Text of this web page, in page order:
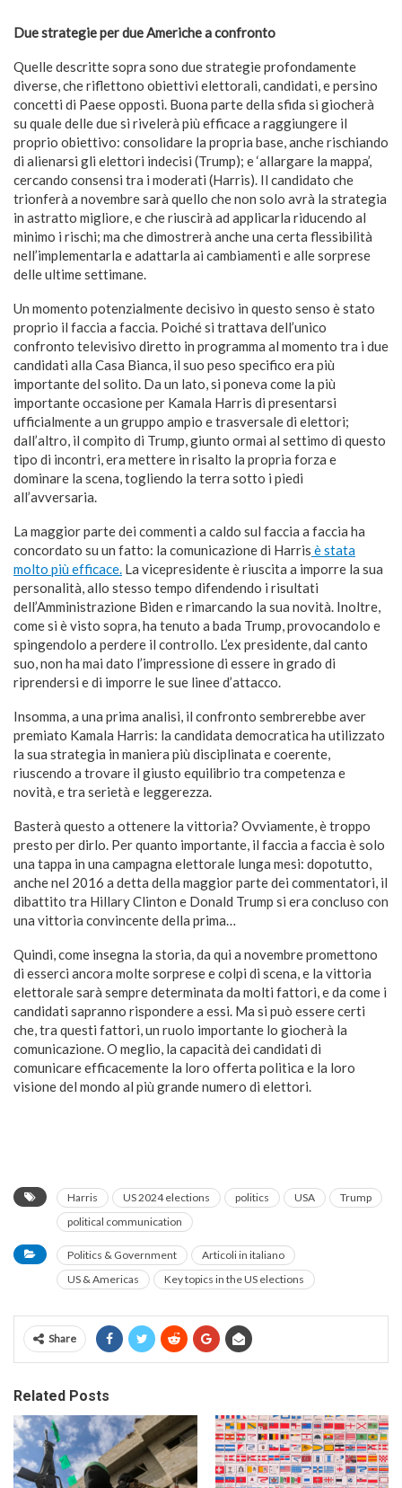
Due strategie per due Americhe a confronto
Quelle descritte sopra sono due strategie profondamente
diverse, che riflettono obiettivi elettorali, candidati, e persino
concetti di Paese opposti. Buona parte della sfida si giocherà
su quale delle due si rivelerà più efficace a raggiungere il
proprio obiettivo: consolidare la propria base, anche rischiando
di alienarsi gli elettori indecisi (Trump); e ‘allargare la mappa’,
cercando consensi tra i moderati (Harris). Il candidato che
trionferà a novembre sarà quello che non solo avrà la strategia
in astratto migliore, e che riuscirà ad applicarla riducendo al
minimo i rischi; ma che dimostrerà anche una certa flessibilità
nell’implementarla e adattarla ai cambiamenti e alle sorprese
delle ultime settimane.
Un momento potenzialmente decisivo in questo senso è stato
proprio il faccia a faccia. Poiché si trattava dell’unico
confronto televisivo diretto in programma al momento tra i due
candidati alla Casa Bianca, il suo peso specifico era più
importante del solito. Da un lato, si poneva come la più
importante occasione per Kamala Harris di presentarsi
ufficialmente a un gruppo ampio e trasversale di elettori;
dall’altro, il compito di Trump, giunto ormai al settimo di questo
tipo di incontri, era mettere in risalto la propria forza e
dominare la scena, togliendo la terra sotto i piedi
all’avversaria.
La maggior parte dei commenti a caldo sul faccia a faccia ha
concordato su un fatto: la comunicazione di Harris è stata
molto più efficace. La vicepresidente è riuscita a imporre la sua
personalità, allo stesso tempo difendendo i risultati
dell’Amministrazione Biden e rimarcando la sua novità. Inoltre,
come si è visto sopra, ha tenuto a bada Trump, provocandolo e
spingendolo a perdere il controllo. L’ex presidente, dal canto
suo, non ha mai dato l’impressione di essere in grado di
riprendersi e di imporre le sue linee d’attacco.
Insomma, a una prima analisi, il confronto sembrerebbe aver
premiato Kamala Harris: la candidata democratica ha utilizzato
la sua strategia in maniera più disciplinata e coerente,
riuscendo a trovare il giusto equilibrio tra competenza e
novità, e tra serietà e leggerezza.
Basterà questo a ottenere la vittoria? Ovviamente, è troppo
presto per dirlo. Per quanto importante, il faccia a faccia è solo
una tappa in una campagna elettorale lunga mesi: dopotutto,
anche nel 2016 a detta della maggior parte dei commentatori, il
dibattito tra Hillary Clinton e Donald Trump si era concluso con
una vittoria convincente della prima…
Quindi, come insegna la storia, da qui a novembre promettono
di esserci ancora molte sorprese e colpi di scena, e la vittoria
elettorale sarà sempre determinata da molti fattori, e da come i
candidati sapranno rispondere a essi. Ma si può essere certi
che, tra questi fattori, un ruolo importante lo giocherà la
comunicazione. O meglio, la capacità dei candidati di
comunicare efficacemente la loro offerta politica e la loro
visione del mondo al più grande numero di elettori.
Harris US 2024 elections politics USA
Trump
political communication
Politics & Government
Articoli in italiano
US & Americas
Key topics in the US elections
Share
Related Posts